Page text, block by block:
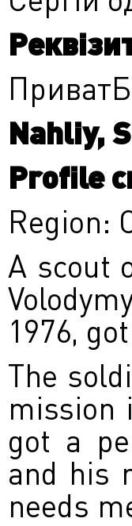
Nahliy,
Profile
Region:
A scout
1976,
The
mission
got a
and his
needs